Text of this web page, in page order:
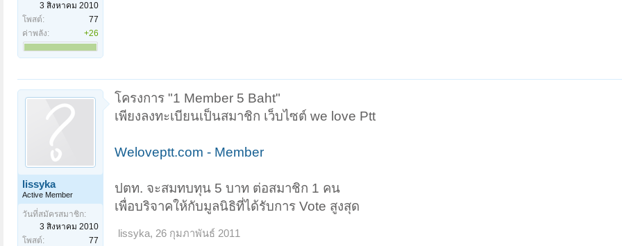
3 สิงหาคม 2010
โพสต์:
77
ค่าพลัง:
+26
lissyka
Active Member
วันที่สมัครสมาชิก:
3 สิงหาคม 2010
โพสต์:
77
โครงการ "1 Member 5 Baht"
เพียงลงทะเบียนเป็นสมาชิก เว็บไซต์ we love Ptt
Weloveptt.com - Member
ปตท. จะสมทบทุน 5 บาท ต่อสมาชิก 1 คน
เพื่อบริจาคให้กับมูลนิธิที่ได้รับการ Vote สูงสุด
lissyka, 26 กุมภาพันธ์ 2011